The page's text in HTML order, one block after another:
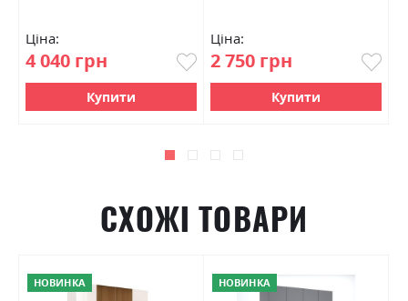
Ціна:
4 040 грн
Купити
Ціна:
2 750 грн
Купити
СХОЖІ ТОВАРИ
НОВИНКА НОВИНКА